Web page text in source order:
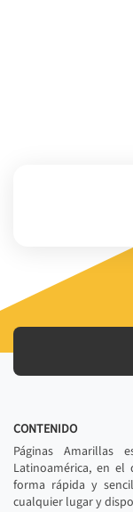
CONTENIDO
Páginas Amarillas
Latinoamérica, en
forma rápida y
cualquier lugar y